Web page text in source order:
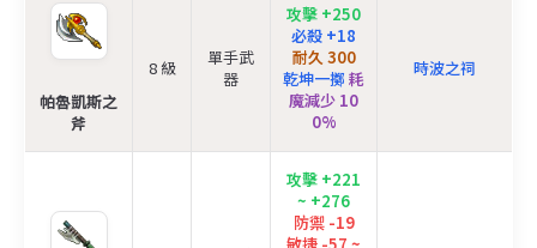
帕魯凱斯之
斧
8 級
單手武
器
攻擊 +250
必殺 +18
耐久 300
乾坤一擲 耗
魔減少 10
0%
時波之祠
攻擊 +221
~ +276
防禦 -19
敏捷 -57 ~